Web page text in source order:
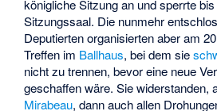
königliche Sitzung an und sperrte
Sitzungssaal. Die nunmehr
Deputierten organisierten aber am
Treffen im Ballhaus, bei dem sie
nicht zu trennen, bevor eine neue
geschaffen wäre. Sie widerstanden,
Mirabeau, dann auch allen